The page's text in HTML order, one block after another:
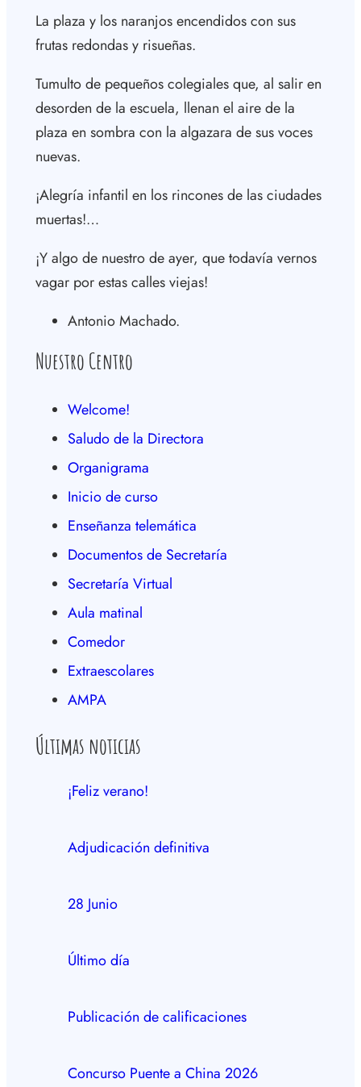
La plaza y los naranjos encendidos con sus
frutas redondas y risueñas.
Tumulto de pequeños colegiales que, al salir en
desorden de la escuela, llenan el aire de la
plaza en sombra con la algazara de sus voces
nuevas.
¡Alegría infantil en los rincones de las ciudades
muertas!…
¡Y algo de nuestro de ayer, que todavía vernos
vagar por estas calles viejas!
Antonio Machado.
Nuestro Centro
Welcome!
Saludo de la Directora
Organigrama
Inicio de curso
Enseñanza telemática
Documentos de Secretaría
Secretaría Virtual
Aula matinal
Comedor
Extraescolares
AMPA
Últimas noticias
¡Feliz verano!
Adjudicación definitiva
28 Junio
Último día
Publicación de calificaciones
Concurso Puente a China 2026